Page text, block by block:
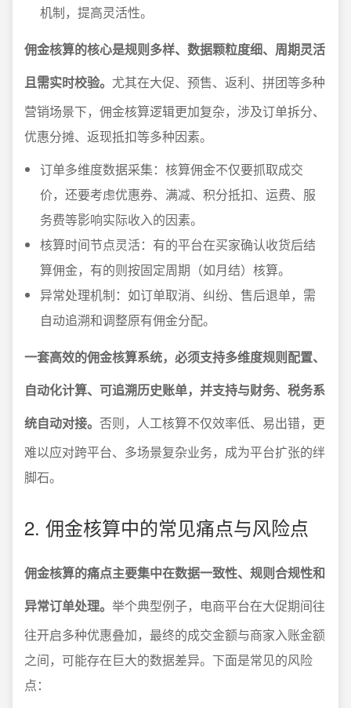
机制，提高灵活性。
佣金核算的核心是规则多样、数据颗粒度细、周期灵活
且需实时校验。 尤其在大促、预售、返利、拼团等多种
营销场景下，佣金核算逻辑更加复杂，涉及订单拆分、
优惠分摊、返现抵扣等多种因素。
订单多维度数据采集：核算佣金不仅要抓取成交
价，还要考虑优惠券、满减、积分抵扣、运费、服
务费等影响实际收入的因素。
核算时间节点灵活：有的平台在买家确认收货后结
算佣金，有的则按固定周期（如月结）核算。
异常处理机制：如订单取消、纠纷、售后退单，需
自动追溯和调整原有佣金分配。
一套高效的佣金核算系统，必须支持多维度规则配置、
自动化计算、可追溯历史账单，并支持与财务、税务系
统自动对接。 否则，人工核算不仅效率低、易出错，更
难以应对跨平台、多场景复杂业务，成为平台扩张的绊
脚石。
2. 佣金核算中的常见痛点与风险点
佣金核算的痛点主要集中在数据一致性、规则合规性和
异常订单处理。 举个典型例子，电商平台在大促期间往
往开启多种优惠叠加，最终的成交金额与商家入账金额
之间，可能存在巨大的数据差异。下面是常见的风险
点：